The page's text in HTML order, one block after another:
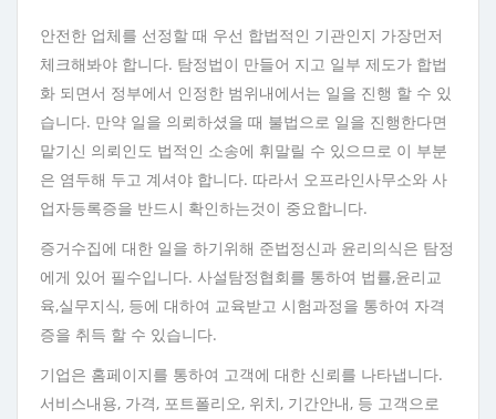
안전한 업체를 선정할 때 우선 합법적인 기관인지 가장먼저
체크해봐야 합니다. 탐정법이 만들어 지고 일부 제도가 합법
화 되면서 정부에서 인정한 범위내에서는 일을 진행 할 수 있
습니다. 만약 일을 의뢰하셨을 때 불법으로 일을 진행한다면
맡기신 의뢰인도 법적인 소송에 휘말릴 수 있으므로 이 부분
은 염두해 두고 계셔야 합니다. 따라서 오프라인사무소와 사
업자등록증을 반드시 확인하는것이 중요합니다.
증거수집에 대한 일을 하기위해 준법정신과 윤리의식은 탐정
에게 있어 필수입니다. 사설탐정협회를 통하여 법률,윤리교
육,실무지식, 등에 대하여 교육받고 시험과정을 통하여 자격
증을 취득 할 수 있습니다.
기업은 홈페이지를 통하여 고객에 대한 신뢰를 나타냅니다.
서비스내용, 가격, 포트폴리오, 위치, 기간안내, 등 고객으로